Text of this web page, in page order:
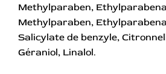
Methylparaben,
Methylparaben,
Salicylate de benzyle,
Géraniol, Linalol.